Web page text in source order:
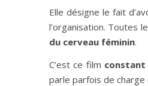
Elle désigne le fait
l’organisation. Toutes
du cerveau féminin.
C’est ce film constant
parle parfois de